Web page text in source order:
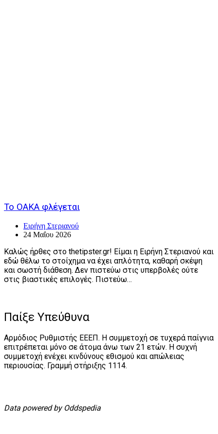
Το ΟΑΚΑ φλέγεται
Ειρήνη Στεριανού
24 Μαΐου 2026
Καλώς ήρθες στο thetipster.gr! Είμαι η Ειρήνη Στεριανού και
εδώ θέλω το στοίχημα να έχει απλότητα, καθαρή σκέψη
και σωστή διάθεση. Δεν πιστεύω στις υπερβολές ούτε
στις βιαστικές επιλογές. Πιστεύω…
Παίξε Υπεύθυνα
Αρμόδιος Ρυθμιστής ΕΕΕΠ. Η συμμετοχή σε τυχερά παίγνια
επιτρέπεται μόνο σε άτομα άνω των 21 ετών. Η συχνή
συμμετοχή ενέχει κινδύνους εθισμού και απώλειας
περιουσίας. Γραμμή στήριξης 1114.
Data powered by Oddspedia